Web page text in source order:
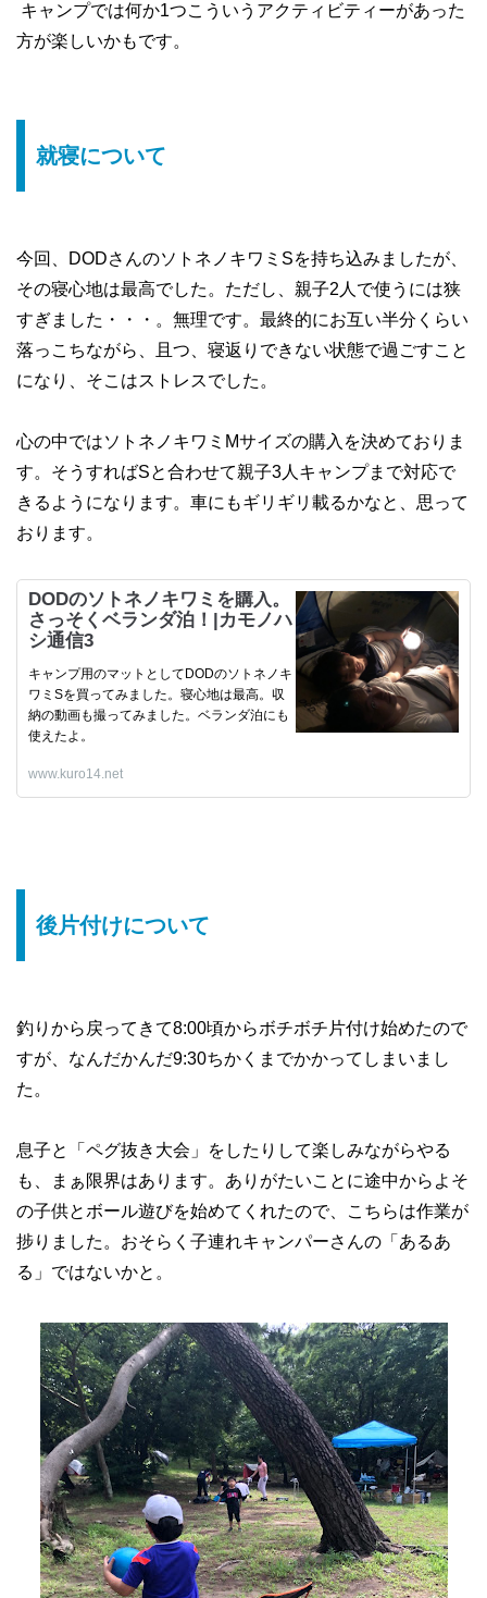
キャンプでは何か1つこういうアクティビティーがあった
方が楽しいかもです。
就寝について
今回、DODさんのソトネノキワミSを持ち込みましたが、
その寝心地は最高でした。ただし、親子2人で使うには狭
すぎました・・・。無理です。最終的にお互い半分くらい
落っこちながら、且つ、寝返りできない状態で過ごすこと
になり、そこはストレスでした。
心の中ではソトネノキワミMサイズの購入を決めておりま
す。そうすればSと合わせて親子3人キャンプまで対応で
きるようになります。車にもギリギリ載るかなと、思って
おります。
DODのソトネノキワミを購入。
さっそくベランダ泊！|カモノハ
シ通信3
キャンプ用のマットとしてDODのソトネノキ
ワミSを買ってみました。寝心地は最高。収
納の動画も撮ってみました。ベランダ泊にも
使えたよ。
www.kuro14.net
後片付けについて
釣りから戻ってきて8:00頃からボチボチ片付け始めたので
すが、なんだかんだ9:30ちかくまでかかってしまいまし
た。
息子と「ペグ抜き大会」をしたりして楽しみながらやる
も、まぁ限界はあります。ありがたいことに途中からよそ
の子供とボール遊びを始めてくれたので、こちらは作業が
捗りました。おそらく子連れキャンパーさんの「あるあ
る」ではないかと。